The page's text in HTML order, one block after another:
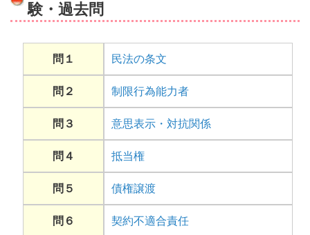
験・過去問
問１ 民法の条文
問２ 制限行為能力者
問３ 意思表示・対抗関係
問４ 抵当権
問５ 債権譲渡
問６ 契約不適合責任